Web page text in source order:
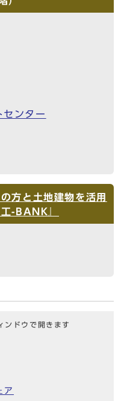
センター
方と土地建物を活用
-BANK』
ンドウで開きます
ア